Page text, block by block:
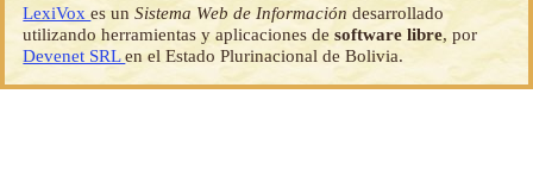
LexiVoxes unSistema Web de Información desarrollado
utilizando herramientas y aplicaciones desoftware libre, por
Devenet SRLen el Estado Plurinacional de Bolivia.